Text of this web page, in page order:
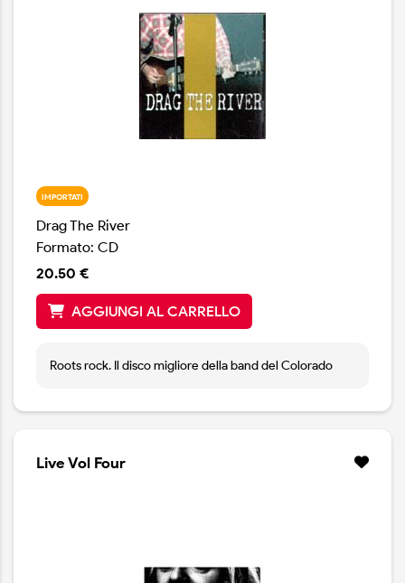
IMPORTATI
Drag The River
Formato: CD
20.50 €
AGGIUNGI AL CARRELLO
Roots rock. Il disco migliore della band del Colorado
Live Vol Four